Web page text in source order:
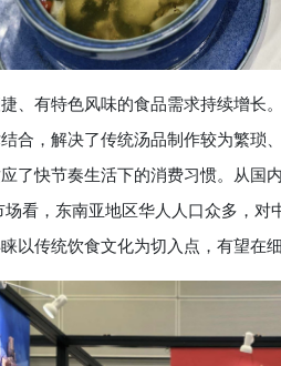
有特色风味的食品需求持续增长
合，解决了传统汤品制作较为繁琐
了快节奏生活下的消费习惯。从国
看，东南亚地区华人人口众多，
以传统饮食文化为切入点，有望在